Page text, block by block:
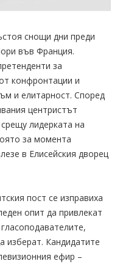
снощи дни преди
във Франция.
за
конфронтации и
и елитарност. Според
центристът
лидерката на
за момента
в Елисейския дворец
пост се изправиха
опит да привлекат
изберат. Кандидатите
ефир –